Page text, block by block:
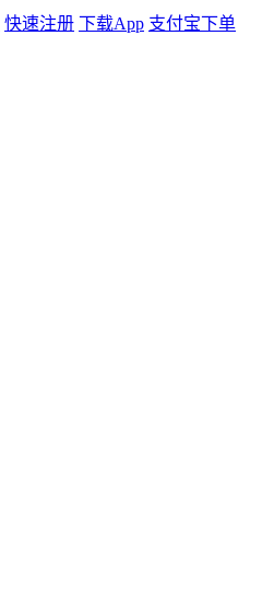
快速注册 下载App 支付宝下单